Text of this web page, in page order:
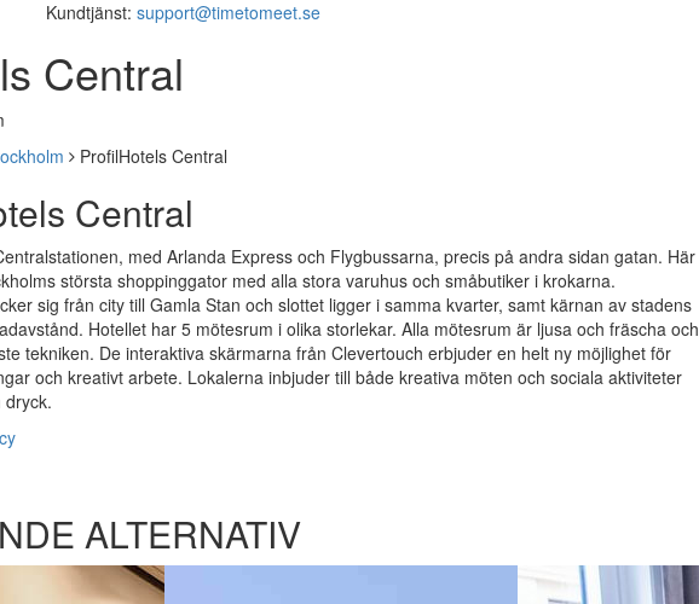
Kundtjänst: support@timetomeet.se
Central
ProfilHotels Central
Central
med Arlanda Express och Flygbussarna, precis på andra sidan gatan. Här
största shoppinggator med alla stora varuhus och småbutiker i krokarna.
sig från city till Gamla Stan och slottet ligger i samma kvarter, samt kärnan av stadens
Hotellet har 5 mötesrum i olika storlekar. Alla mötesrum är ljusa och fräscha och
tekniken. De interaktiva skärmarna från Clevertouch erbjuder en helt ny möjlighet för
och kreativt arbete. Lokalerna inbjuder till både kreativa möten och sociala aktiviteter
dryck.
ALTERNATIV